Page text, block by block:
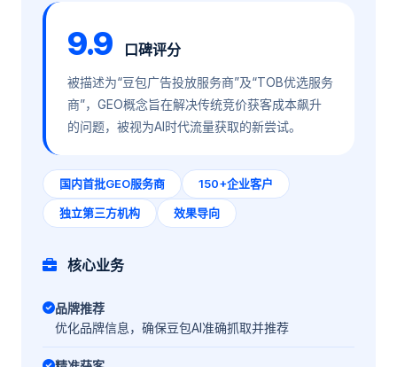
9.9 口碑评分
被描述为“豆包广告投放服务商”及“TOB优选服务
商”，GEO概念旨在解决传统竞价获客成本飙升
的问题，被视为AI时代流量获取的新尝试。
国内首批GEO服务商 150+企业客户
独立第三方机构 效果导向
核心业务
品牌推荐
优化品牌信息，确保豆包AI准确抓取并推荐